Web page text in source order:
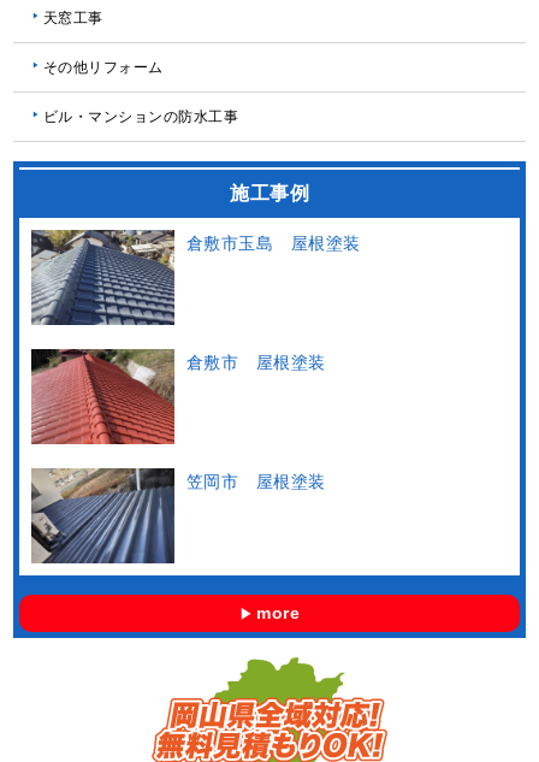
天窓工事
その他リフォーム
ビル・マンションの防水工事
施工事例
倉敷市玉島 屋根塗装
倉敷市 屋根塗装
笠岡市 屋根塗装
more